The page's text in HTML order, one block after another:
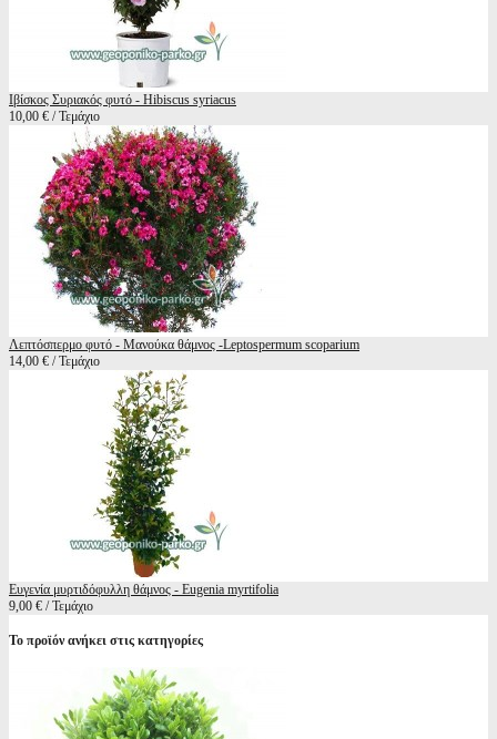
Ιβίσκος Συριακός φυτό - Hibiscus syriacus
10,00 € / Τεμάχιο
Λεπτόσπερμο φυτό - Μανούκα θάμνος -Leptospermum scoparium
14,00 € / Τεμάχιο
Ευγενία μυρτιδόφυλλη θάμνος - Eugenia myrtifolia
9,00 € / Τεμάχιο
Το προϊόν ανήκει στις κατηγορίες